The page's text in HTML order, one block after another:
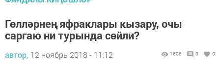
Гөлләрнең яфраклары кызару, очы
саргаю ни турында сөйли?
автор, 12 ноябрь 2018 - 11:12 1608 0 0